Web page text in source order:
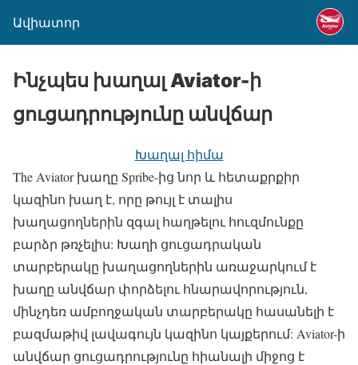
Ավիատոր
Ինչպես խաղալ Aviator-ի
ցուցադրությունը անվճար
Խաղալ հիմա
The Aviator խաղը Spribe-ից նոր և հետաքրքիր
կազինո խաղ է, որը թույլ է տալիս
խաղացողներին զգալ հաղթելու հուզմունքը
բարձր թռչելիս: Խաղի ցուցադրական
տարբերակը խաղացողներին առաջարկում է
խաղը անվճար փորձելու հնարավորություն,
մինչդեռ ամբողջական տարբերակը հասանելի է
բազմաթիվ լավագույն կազինո կայքերում: Aviator-ի
անվճար ցուցադրությունը հիանալի միջոց է